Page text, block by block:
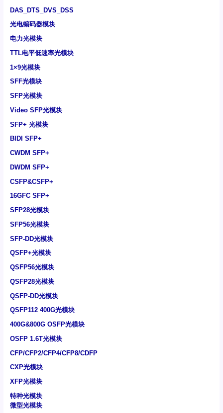
DAS_DTS_DVS_DSS
光电编码器模块
电力光模块
TTL电平低速率光模块
1×9光模块
SFF光模块
SFP光模块
Video SFP光模块
SFP+ 光模块
BIDI SFP+
CWDM SFP+
DWDM SFP+
CSFP&CSFP+
16GFC SFP+
SFP28光模块
SFP56光模块
SFP-DD光模块
QSFP+光模块
QSFP56光模块
QSFP28光模块
QSFP-DD光模块
QSFP112 400G光模块
400G&800G OSFP光模块
OSFP 1.6T光模块
CFP/CFP2/CFP4/CFP8/CDFP
CXP光模块
XFP光模块
特种光模块
微型光模块